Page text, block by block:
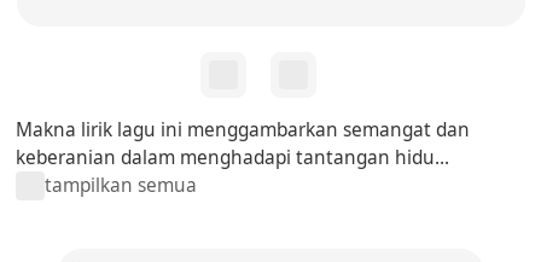
Makna lirik lagu ini menggambarkan semangat dan
keberanian dalam menghadapi tantangan hidu...
tampilkan semua